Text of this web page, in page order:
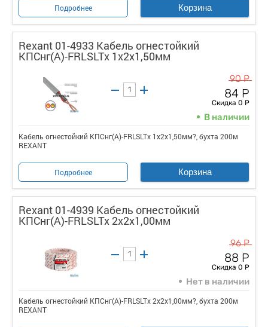
Подробнее Корзина
Rexant 01-4933 Кабель огнестойкий
КПСнг(А)-FRLSLTx 1x2x1,50мм
90 Р
84 Р
Скидка 0 Р
В наличии
Кабель огнестойкий КПСнг(А)-FRLSLTx 1x2x1,50мм?, бухта 200м
REXANT
Подробнее Корзина
Rexant 01-4939 Кабель огнестойкий
КПСнг(А)-FRLSLTx 2x2x1,00мм
96 Р
88 Р
Скидка 0 Р
Нет в наличии
Кабель огнестойкий КПСнг(А)-FRLSLTx 2x2x1,00мм?, бухта 200м
REXANT